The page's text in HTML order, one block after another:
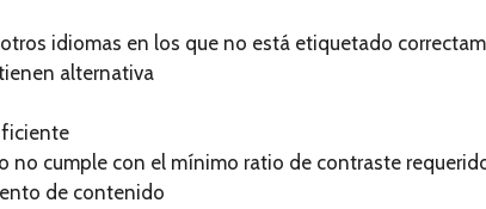
idiomas en los que no está etiquetado
alternativa
no cumple con el mínimo ratio de contraste
de contenido